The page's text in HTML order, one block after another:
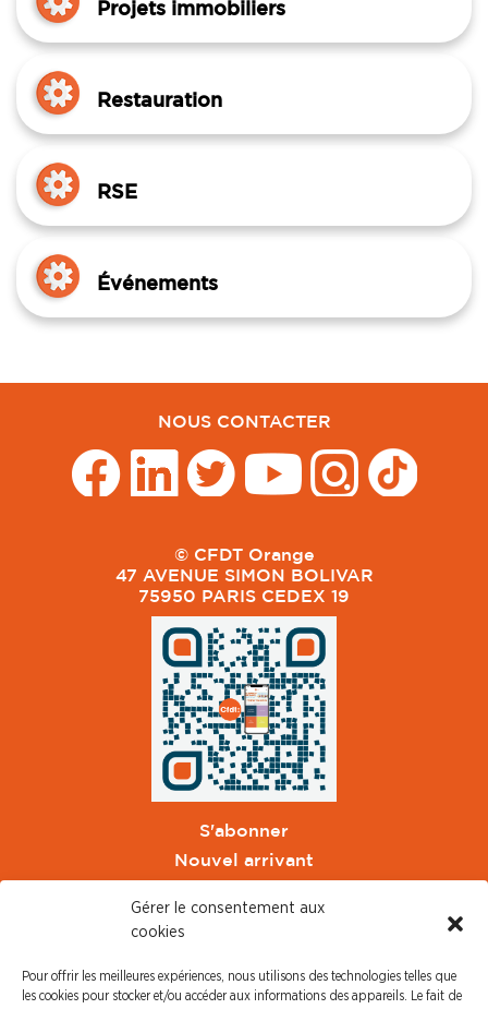
Gérer le consentement aux
cookies
Pour offrir les meilleures expériences, nous utilisons des technologies telles que
les cookies pour stocker et/ou accéder aux informations des appareils. Le fait de
Projets immobiliers
Restauration
RSE
Événements
NOUS CONTACTER
© CFDT Orange
47 AVENUE SIMON BOLIVAR
75950 PARIS CEDEX 19
S'abonner
Nouvel arrivant
CFDT Cadres